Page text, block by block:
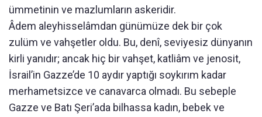
ümmetinin ve mazlumların askeridir.
Âdem aleyhisselâmdan günümüze dek bir çok
zulüm ve vahşetler oldu. Bu, denî, seviyesiz dünyanın
kirli yanıdır; ancak hiç bir vahşet, katliâm ve jenosit,
İsrail’in Gazze’de 10 aydır yaptığı soykırım kadar
merhametsizce ve canavarca olmadı. Bu sebeple
Gazze ve Batı Şeri’ada bilhassa kadın, bebek ve